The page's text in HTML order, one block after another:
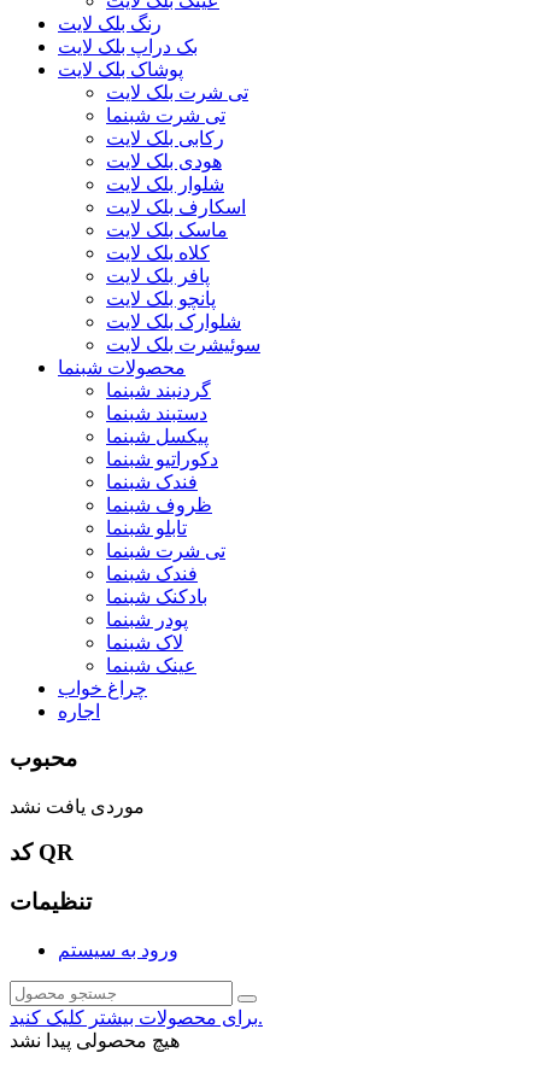
رنگ بلک لایت
بک دراپ بلک لایت
پوشاک بلک لایت
تی شرت بلک لایت
تی شرت شبنما
رکابی بلک لایت
هودی بلک لایت
شلوار بلک لایت
اسکارف بلک لایت
ماسک بلک لایت
کلاه بلک لایت
پافر بلک لایت
پانچو بلک لایت
شلوارک بلک لایت
سوئیشرت بلک لایت
محصولات شبنما
گردنبند شبنما
دستبند شبنما
پیکسل شبنما
دکوراتیو شبنما
فندک شبنما
ظروف شبنما
تابلو شبنما
تی شرت شبنما
فندک شبنما
بادکنک شبنما
پودر شبنما
لاک شبنما
عینک شبنما
چراغ خواب
اجاره
محبوب
موردی یافت نشد
کد QR
تنظیمات
ورود به سیستم
برای محصولات بیشتر کلیک کنید.
هیچ محصولی پیدا نشد